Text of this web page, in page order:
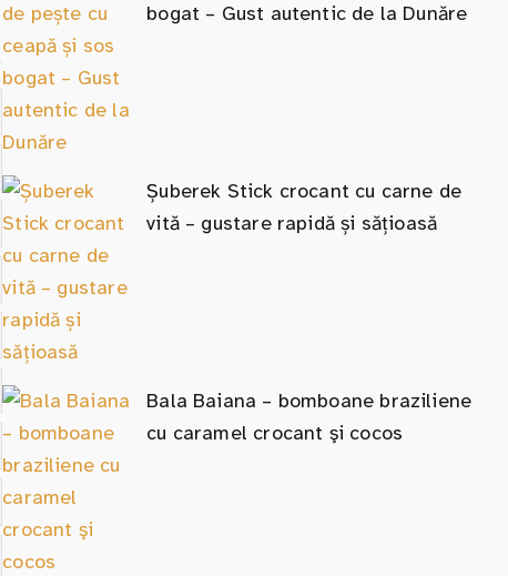
bogat – Gust autentic de la Dunăre
Șuberek Stick crocant cu carne de
vită – gustare rapidă și sățioasă
Bala Baiana – bomboane braziliene
cu caramel crocant şi cocos